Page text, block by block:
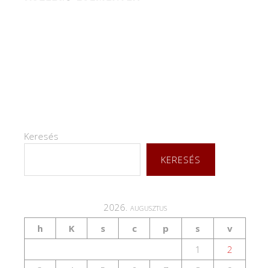
Keresés
KERESÉS
2026. augusztus
h
K s c p s
v
1
2